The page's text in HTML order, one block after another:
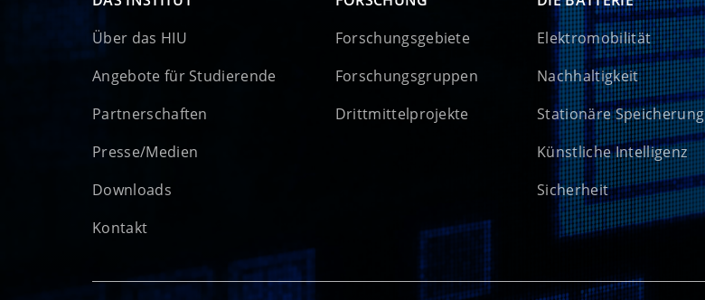
Über das HIU
Angebote für Studierende
Partnerschaften
Presse/Medien
Downloads
Kontakt
Forschungsgebiete
Forschungsgruppen
Drittmittelprojekte
Elektromobilität
Nachhaltigkeit
Stationäre Speicherung
Künstliche Intelligenz
Sicherheit